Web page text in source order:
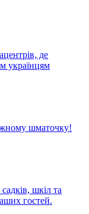
де
українцям
шматочку!
шкіл та
гостей.